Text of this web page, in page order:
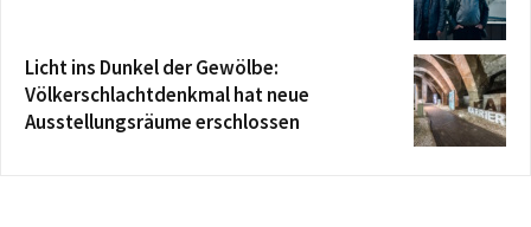
Licht ins Dunkel der Gewölbe:
Völkerschlachtdenkmal hat neue
Ausstellungsräume erschlossen